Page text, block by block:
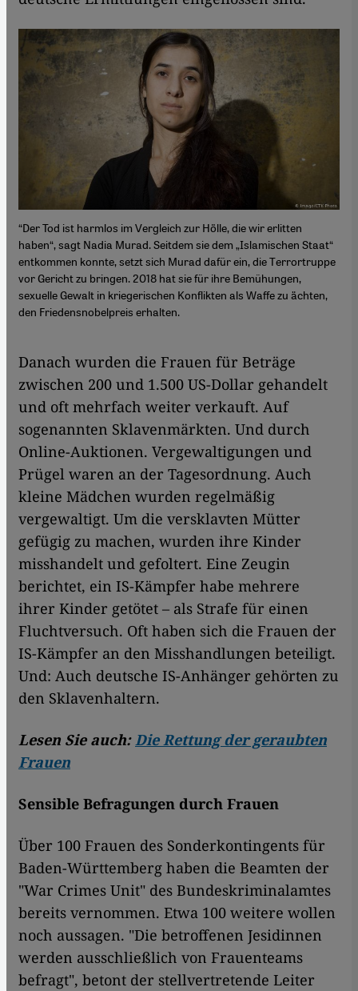
“Der Tod ist harmlos im Vergleich zur Hölle, die wir erlitten
haben“, sagt Nadia Murad. Seitdem sie dem „Islamischen Staat“
entkommen konnte, setzt sich Murad dafür ein, die Terrortruppe
vor Gericht zu bringen. 2018 hat sie für ihre Bemühungen,
sexuelle Gewalt in kriegerischen Konflikten als Waffe zu ächten,
den Friedensnobelpreis erhalten.
Danach wurden die Frauen für Beträge
zwischen 200 und 1.500 US-Dollar gehandelt
und oft mehrfach weiter verkauft. Auf
sogenannten Sklavenmärkten. Und durch
Online-Auktionen. Vergewaltigungen und
Prügel waren an der Tagesordnung. Auch
kleine Mädchen wurden regelmäßig
vergewaltigt. Um die versklavten Mütter
gefügig zu machen, wurden ihre Kinder
misshandelt und gefoltert. Eine Zeugin
berichtet, ein IS-Kämpfer habe mehrere
ihrer Kinder getötet – als Strafe für einen
Fluchtversuch. Oft haben sich die Frauen der
IS-Kämpfer an den Misshandlungen beteiligt.
Und: Auch deutsche IS-Anhänger gehörten zu
den Sklavenhaltern.
Lesen Sie auch:Die Rettung der geraubten
Frauen
Sensible Befragungen durch Frauen
Über 100 Frauen des Sonderkontingents für
Baden-Württemberg haben die Beamten der
"War Crimes Unit" des Bundeskriminalamtes
bereits vernommen. Etwa 100 weitere wollen
noch aussagen. "Die betroffenen Jesidinnen
werden ausschließlich von Frauenteams
befragt", betont der stellvertretende Leiter